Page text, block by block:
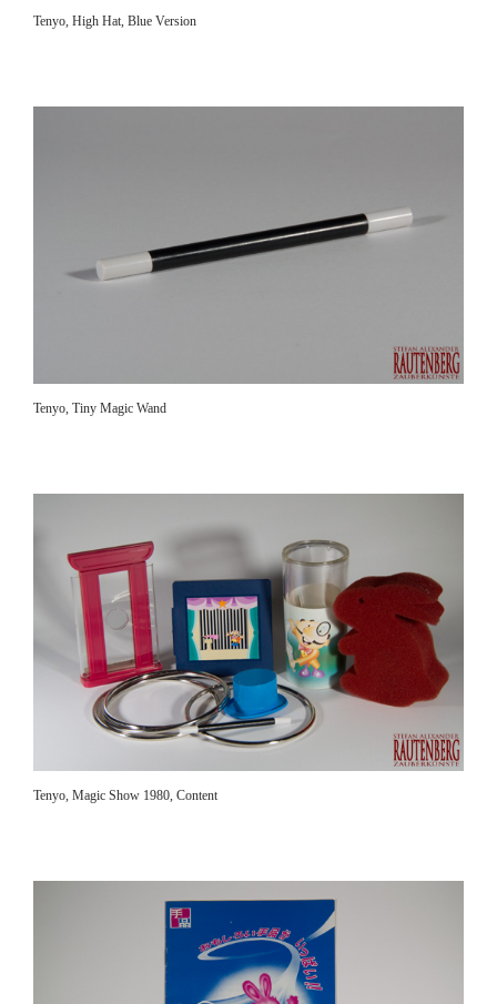
Tenyo, High Hat, Blue Version
Tenyo, Tiny Magic Wand
Tenyo, Magic Show 1980, Content